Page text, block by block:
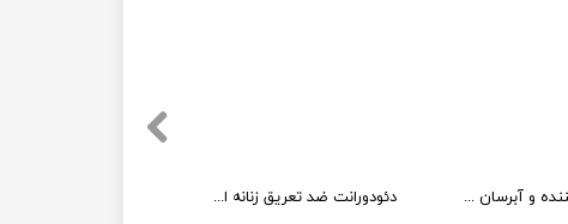
دئودورانت ضد تعریق زنانه اورجینال داو از لاین advanced care وزن 74 گرم ژل مرطوب کننده و آبرسان دراماتیکالی کلینیک